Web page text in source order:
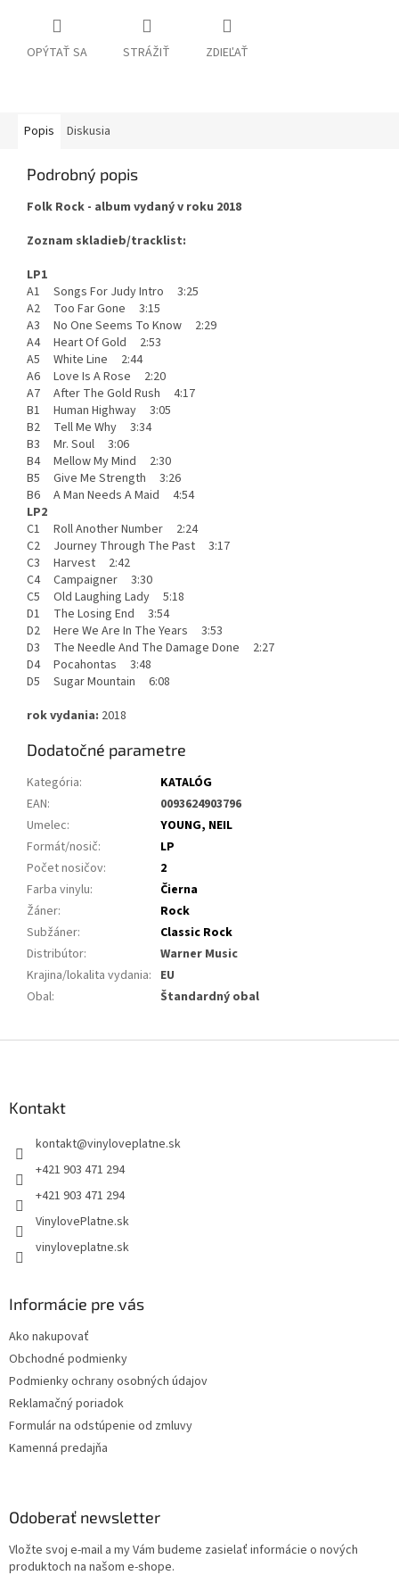
OPÝTAŤ SA STRÁŽIŤ ZDIEĽAŤ
Popis Diskusia
Podrobný popis
Folk Rock - album vydaný v roku 2018
Zoznam skladieb/tracklist:
LP1
A1 Songs For Judy Intro 3:25
A2 Too Far Gone 3:15
A3 No One Seems To Know 2:29
A4 Heart Of Gold 2:53
A5 White Line 2:44
A6 Love Is A Rose 2:20
A7 After The Gold Rush 4:17
B1 Human Highway 3:05
B2 Tell Me Why 3:34
B3 Mr. Soul 3:06
B4 Mellow My Mind 2:30
B5 Give Me Strength 3:26
B6 A Man Needs A Maid 4:54
LP2
C1 Roll Another Number 2:24
C2 Journey Through The Past 3:17
C3 Harvest 2:42
C4 Campaigner 3:30
C5 Old Laughing Lady 5:18
D1 The Losing End 3:54
D2 Here We Are In The Years 3:53
D3 The Needle And The Damage Done 2:27
D4 Pocahontas 3:48
D5 Sugar Mountain 6:08
rok vydania: 2018
Dodatočné parametre
Kategória:
KATALÓG
EAN:
0093624903796
Umelec:
YOUNG, NEIL
Formát/nosič:
LP
Počet nosičov:
2
Farba vinylu:
Čierna
Žáner:
Rock
Subžáner:
Classic Rock
Distribútor:
Warner Music
Krajina/lokalita vydania: EU
Obal: Štandardný obal
Kontakt
kontakt@vinyloveplatne.sk
+421 903 471 294
+421 903 471 294
VinylovePlatne.sk
vinyloveplatne.sk
Informácie pre vás
Ako nakupovať
Obchodné podmienky
Podmienky ochrany osobných údajov
Reklamačný poriadok
Formulár na odstúpenie od zmluvy
Kamenná predajňa
Odoberať newsletter
Vložte svoj e-mail a my Vám budeme zasielať informácie o nových
produktoch na našom e-shope.